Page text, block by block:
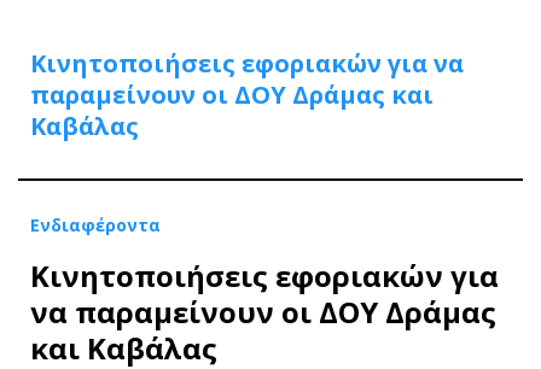
Κινητοποιήσεις εφοριακών για να
παραμείνουν οι ΔΟΥ Δράμας και
Καβάλας
Ενδιαφέροντα
Κινητοποιήσεις εφοριακών για
να παραμείνουν οι ΔΟΥ Δράμας
και Καβάλας